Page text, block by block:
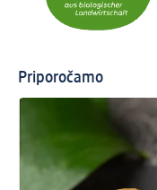
Priporočamo